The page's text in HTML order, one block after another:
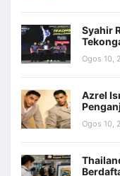
Syahir
Ogos 10,
Azrel
Ogos 10,